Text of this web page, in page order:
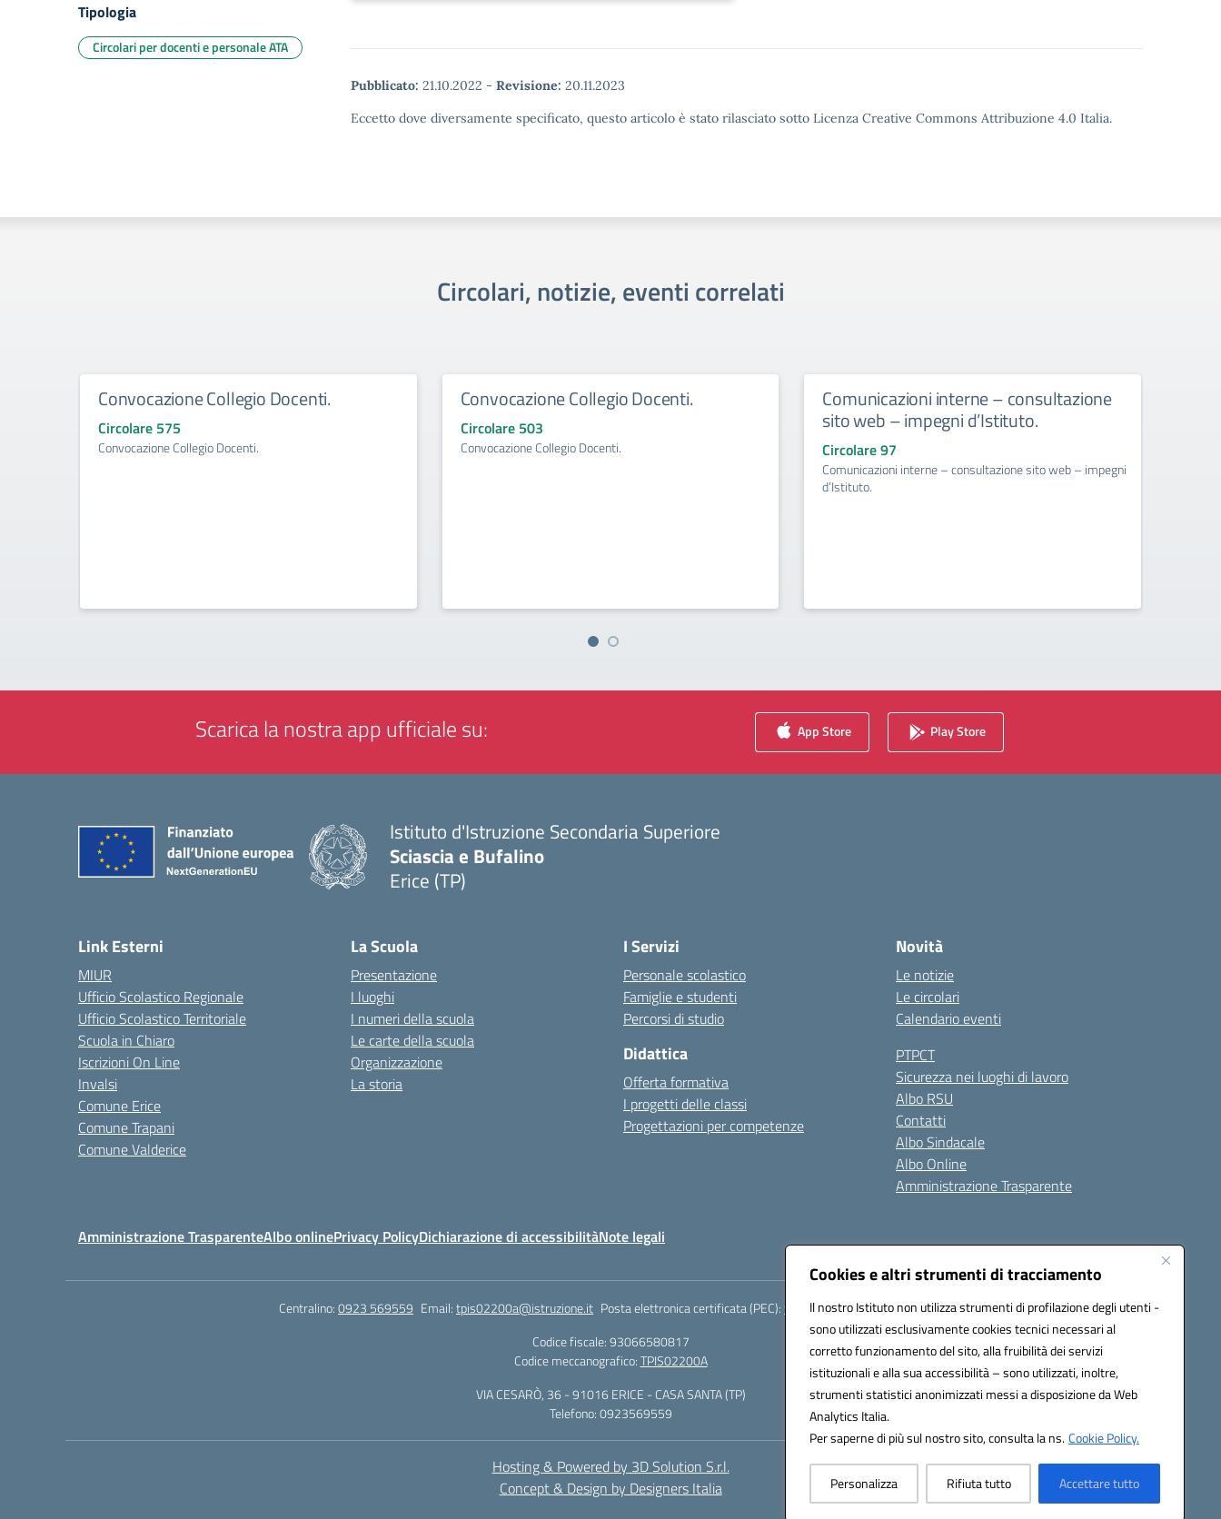
Cookies e altri strumenti di tracciamento
Il nostro Istituto non utilizza strumenti di profilazione degli utenti -
sono utilizzati esclusivamente cookies tecnici necessari al
corretto funzionamento del sito, alla fruibilità dei servizi
istituzionali e alla sua accessibilità – sono utilizzati, inoltre,
strumenti statistici anonimizzati messi a disposizione da Web
Analytics Italia.
Per saperne di più sul nostro sito, consulta la ns.Cookie Policy.
Personalizza Rifiuta tutto Accettare tutto
Pubblicato: 21.10.2022 - Revisione: 20.11.2023
Eccetto dove diversamente specificato, questo articolo è stato rilasciato sotto Licenza Creative Commons Attribuzione 4.0 Italia.
Tipologia
Circolari per docenti e personale ATA
Circolari, notizie, eventi correlati
Convocazione Collegio Docenti.
Circolare 575
Convocazione Collegio Docenti.
Convocazione Collegio Docenti.
Circolare 503
Convocazione Collegio Docenti.
Comunicazioni interne – consultazione
sito web – impegni d’Istituto.
Circolare 97
Comunicazioni interne – consultazione sito web – impegni
d’Istituto.
Scarica la nostra app ufficiale su: App Store Play Store
Istituto d'Istruzione Secondaria Superiore
Sciascia e Bufalino
Erice (TP)
Link Esterni
MIUR
Ufficio Scolastico Regionale
Ufficio Scolastico Territoriale
Scuola in Chiaro
Iscrizioni On Line
Invalsi
Comune Erice
Comune Trapani
Comune Valderice
La Scuola
Presentazione
I luoghi
I numeri della scuola
Le carte della scuola
Organizzazione
La storia
I Servizi
Personale scolastico
Famiglie e studenti
Percorsi di studio
Didattica
Offerta formativa
I progetti delle classi
Progettazioni per competenze
Novità
Le notizie
Le circolari
Calendario eventi
PTPCT
Sicurezza nei luoghi di lavoro
Albo RSU
Contatti
Albo Sindacale
Albo Online
Amministrazione Trasparente
Amministrazione TrasparenteAlbo onlinePrivacy PolicyDichiarazione di accessibilitàNote legali
Centralino:0923 569559 Email:tpis02200a@istruzione.it Posta elettronica certificata (PEC):tpis02200a@pec.istruzione.it
Codice fiscale: 93066580817
Codice meccanografico:TPIS02200A
VIA CESARÒ, 36 - 91016 ERICE - CASA SANTA (TP)
Telefono: 0923569559
Hosting & Powered by 3D Solution S.r.l.
Concept & Design by Designers Italia